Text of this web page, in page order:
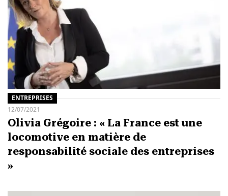
ENTREPRISES
12/07/2021
Olivia Grégoire : « La France est une
locomotive en matière de
responsabilité sociale des entreprises
»